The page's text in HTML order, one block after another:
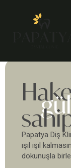
Papatya Diş
ışıl ışıl
dokunuşla